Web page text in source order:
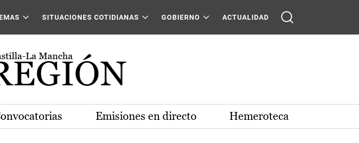
SITUACIONES COTIDIANAS GOBIERNO ACTUALIDAD
Emisiones en directo Hemeroteca